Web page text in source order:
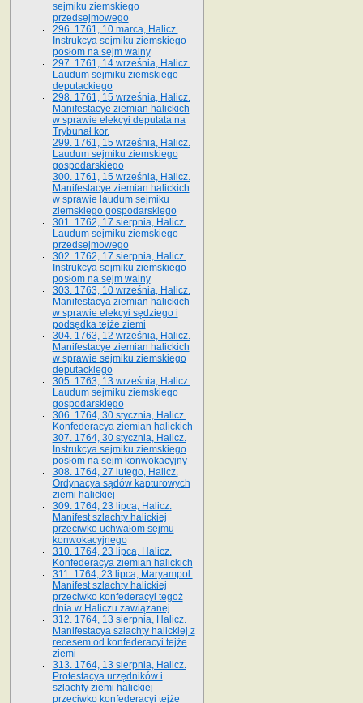
sejmiku ziemskiego
przedsejmowego
296. 1761, 10 marca, Halicz.
Instrukcya sejmiku ziemskiego
posłom na sejm walny
297. 1761, 14 września, Halicz.
Laudum sejmiku ziemskiego
deputackiego
298. 1761, 15 września, Halicz.
Manifestacye ziemian halickich
w sprawie elekcyi deputata na
Trybunał kor.
299. 1761, 15 września, Halicz.
Laudum sejmiku ziemskiego
gospodarskiego
300. 1761, 15 września, Halicz.
Manifestacye ziemian halickich
w sprawie laudum sejmiku
ziemskiego gospodarskiego
301. 1762, 17 sierpnia, Halicz.
Laudum sejmiku ziemskiego
przedsejmowego
302. 1762, 17 sierpnia, Halicz.
Instrukcya sejmiku ziemskiego
posłom na sejm walny
303. 1763, 10 września, Halicz.
Manifestacya ziemian halickich
w sprawie elekcyi sędziego i
podsędka tejże ziemi
304. 1763, 12 września, Halicz.
Manifestacye ziemian halickich
w sprawie sejmiku ziemskiego
deputackiego
305. 1763, 13 września, Halicz.
Laudum sejmiku ziemskiego
gospodarskiego
306. 1764, 30 stycznia, Halicz.
Konfederacya ziemian halickich
307. 1764, 30 stycznia, Halicz.
Instrukcya sejmiku ziemskiego
posłom na sejm konwokacyjny
308. 1764, 27 lutego, Halicz.
Ordynacya sądów kapturowych
ziemi halickiej
309. 1764, 23 lipca, Halicz.
Manifest szlachty halickiej
przeciwko uchwałom sejmu
konwokacyjnego
310. 1764, 23 lipca, Halicz.
Konfederacya ziemian halickich
311. 1764, 23 lipca, Maryampol.
Manifest szlachty halickiej
przeciwko konfederacyi tegoż
dnia w Haliczu zawiązanej
312. 1764, 13 sierpnia, Halicz.
Manifestacya szlachty halickiej z
recesem od konfederacyi tejże
ziemi
313. 1764, 13 sierpnia, Halicz.
Protestacya urzędników i
szlachty ziemi halickiej
przeciwko konfederacyi tejże